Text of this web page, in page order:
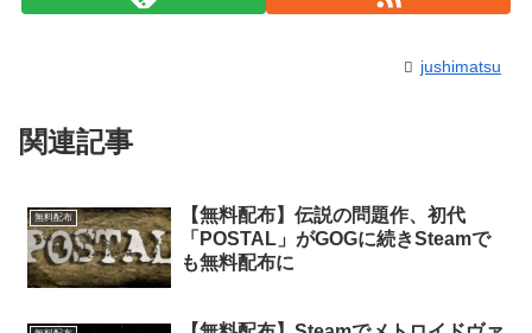
jushimatsu
関連記事
無料配布
【無料配布】伝説の問題作、初代
「POSTAL」がGOGに続きSteamで
も無料配布に